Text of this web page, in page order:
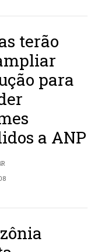
terão
para
a ANP